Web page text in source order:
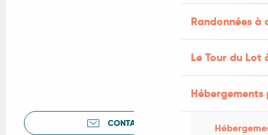
Randonnées
Le Tour du Lot
CONTACTEZ-NOUS